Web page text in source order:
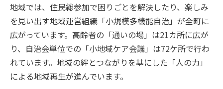
地域では、住民総参加で困りごとを解決したり、楽しみ
を見い出す地域運営組織「小規模多機能自治」が全町に
広がっています。高齢者の「通いの場」は21カ所に広が
り、自治会単位での「小地域ケア会議」は72ケ所で行わ
れています。地域の絆とつながりを基にした「人の力」
による地域再生が進んでいます。